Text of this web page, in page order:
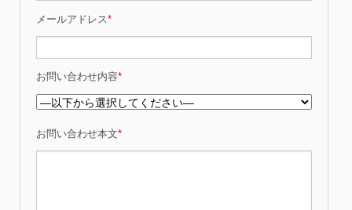
メールアドレス*
お問い合わせ内容*
お問い合わせ本文*